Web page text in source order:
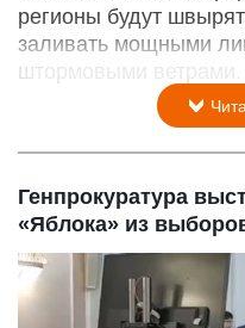
регионы будут
заливать мощными
штормовыми ветрами.
Генпрокуратура
«Яблока» из